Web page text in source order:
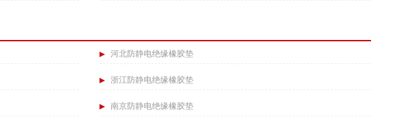
河北防静电绝缘橡胶垫
浙江防静电绝缘橡胶垫
南京防静电绝缘橡胶垫